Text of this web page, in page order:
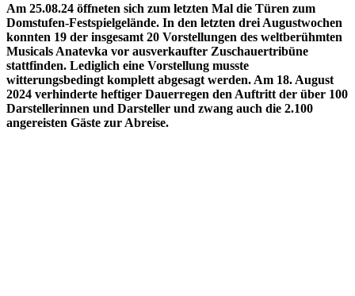
Am 25.08.24 öffneten sich zum letzten Mal die Türen zum
Domstufen-Festspielgelände. In den letzten drei Augustwochen
konnten 19 der insgesamt 20 Vorstellungen des weltberühmten
Musicals Anatevka vor ausverkaufter Zuschauertribüne
stattfinden. Lediglich eine Vorstellung musste
witterungsbedingt komplett abgesagt werden. Am 18. August
2024 verhinderte heftiger Dauerregen den Auftritt der über 100
Darstellerinnen und Darsteller und zwang auch die 2.100
angereisten Gäste zur Abreise.